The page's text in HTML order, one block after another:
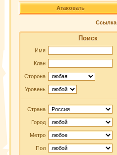
Атаковать
Ссылка
Поиск
Имя
Клан
Сторона
Уровень
Страна
Город
Метро
Пол